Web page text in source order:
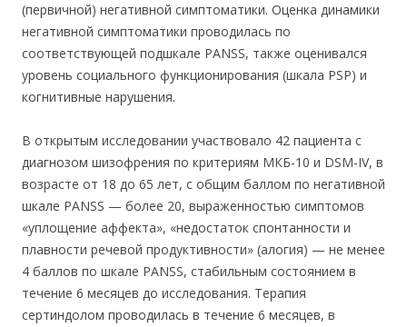
(первичной) негативной симптоматики. Оценка динамики
негативной симптоматики проводилась по
соответствующей подшкале PANSS, также оценивался
уровень социального функционирования (шкала PSP) и
когнитивные нарушения.
В открытым исследовании участвовало 42 пациента с
диагнозом шизофрения по критериям МКБ-10 и DSM-IV, в
возрасте от 18 до 65 лет, с общим баллом по негативной
шкале PANSS — более 20, выраженностью симптомов
«уплощение аффекта», «недостаток спонтанности и
плавности речевой продуктивности» (алогия) — не менее
4 баллов по шкале PANSS, стабильным состоянием в
течение 6 месяцев до исследования. Терапия
сертиндолом проводилась в течение 6 месяцев, в